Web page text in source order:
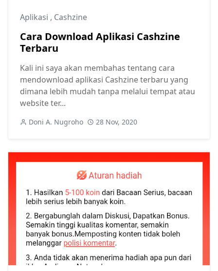
Aplikasi , Cashzine
Cara Download Aplikasi Cashzine
Terbaru
Kali ini saya akan membahas tentang cara
mendownload aplikasi Cashzine terbaru yang
dimana lebih mudah tanpa melalui tempat atau
website ter...
Doni A. Nugroho 28 Nov, 2020